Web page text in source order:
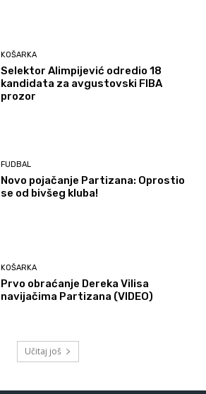
KOŠARKA
Selektor Alimpijević odredio 18
kandidata za avgustovski FIBA
prozor
FUDBAL
Novo pojačanje Partizana: Oprostio
se od bivšeg kluba!
KOŠARKA
Prvo obraćanje Dereka Vilisa
navijačima Partizana (VIDEO)
Učitaj još